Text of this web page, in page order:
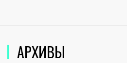
АРХИВЫ